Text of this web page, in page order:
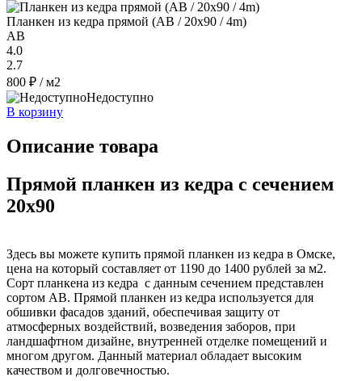
Планкен из кедра прямой (АВ / 20х90 / 4m)
AB
4.0
2.7
800 ₽ / м2
Недоступно
В корзину
Описание товара
Прямой планкен из кедра с сечением
20x90
Здесь вы можете купить прямой планкен из кедра в Омске,
цена на который составляет от 1190 до 1400 рублей за м2.
Сорт планкена из кедра с данным сечением представлен
сортом AB. Прямой планкен из кедра используется для
обшивки фасадов зданий, обеспечивая защиту от
атмосферных воздействий, возведения заборов, при
ландшафтном дизайне, внутренней отделке помещений и
многом другом. Данный материал обладает высоким
качеством и долговечностью.